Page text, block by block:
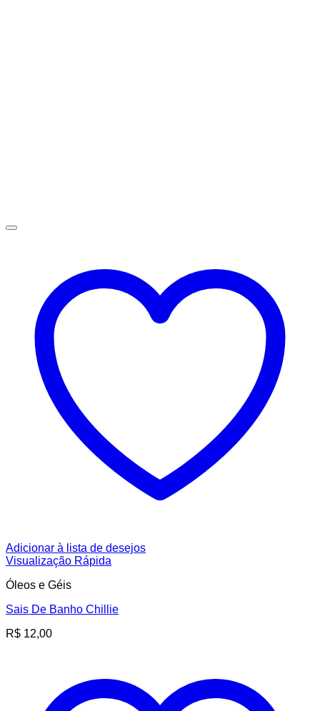
Adicionar à lista de desejos
Visualização Rápida
Óleos e Géis
Sais De Banho Chillie
R$ 12,00